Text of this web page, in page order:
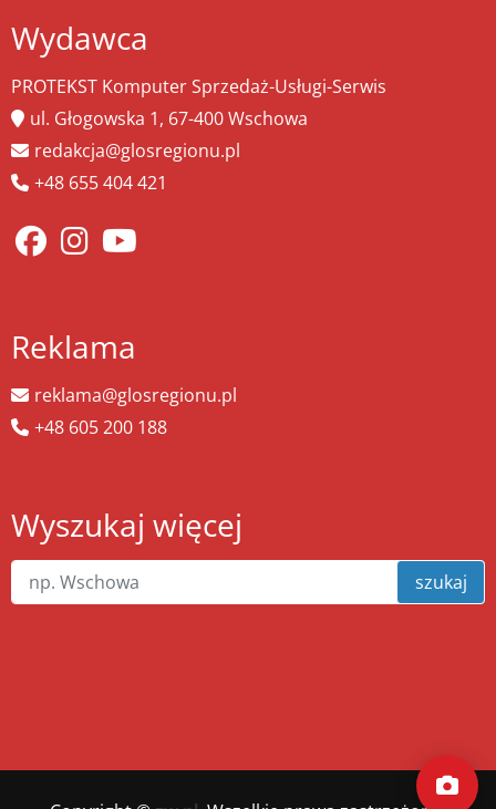
Wydawca
PROTEKST Komputer Sprzedaż-Usługi-Serwis
ul. Głogowska 1, 67-400 Wschowa
redakcja@glosregionu.pl
+48 655 404 421
Reklama
reklama@glosregionu.pl
+48 605 200 188
Wyszukaj więcej
szukaj